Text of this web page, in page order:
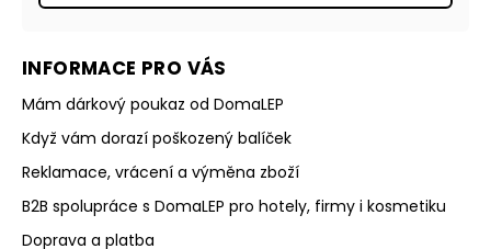
INFORMACE PRO VÁS
Mám dárkový poukaz od DomaLEP
Když vám dorazí poškozený balíček
Reklamace, vrácení a výměna zboží
B2B spolupráce s DomaLEP pro hotely, firmy i kosmetiku
Doprava a platba